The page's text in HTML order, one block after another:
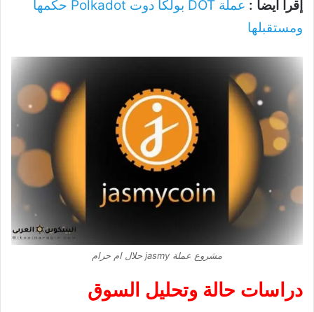
إقرأ أيضا :
عملة DOT بولكا دوت Polkadot حكمها
ومستقبلها
مشروع عملة jasmy حلال ام حرام
دراسات حالة وتحليل السوق